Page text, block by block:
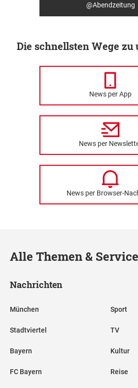
@Abendzeitung
Die schnellsten Wege zu
News per App
News per
News per Browser-
Alle Themen &
Nachrichten
München
Stadtviertel
Bayern
FC Bayern
Sport
TV
Kultur
Reise